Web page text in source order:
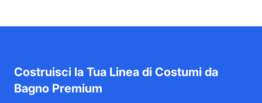
Costruisci la Tua Linea di Costumi da
Bagno Premium